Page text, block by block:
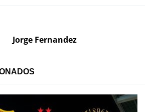
Jorge Fernandez